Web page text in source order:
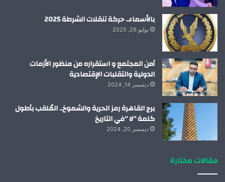
بالأسماء.. حركة تنقلات الشرطة 2025
يوليو 26, 2025
أمن المجتمع و استقراره من منظور الأزمات
الدولية والتقلبات الإقتصادية
ديسمبر 14, 2024
برج القاهرة رمز الحرية والشموخ.. المُلقب بأطول
كلمة “لا “في التاريخ
ديسمبر 20, 2024
مقالات مختارة